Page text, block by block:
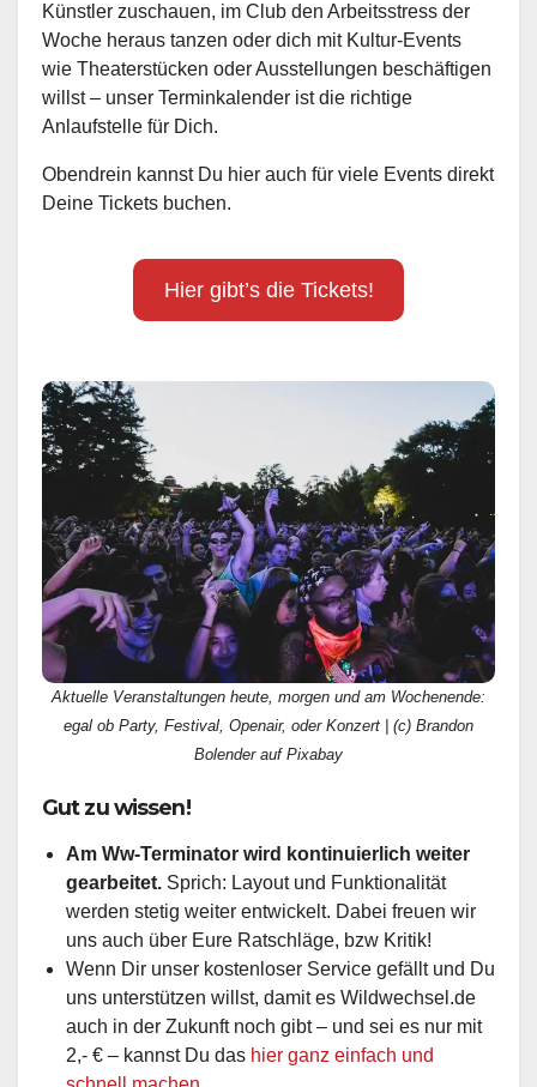
Künstler zuschauen, im Club den Arbeitsstress der
Woche heraus tanzen oder dich mit Kultur-Events
wie Theaterstücken oder Ausstellungen beschäftigen
willst – unser Terminkalender ist die richtige
Anlaufstelle für Dich.
Obendrein kannst Du hier auch für viele Events direkt
Deine Tickets buchen.
Hier gibt’s die Tickets!
Aktuelle Veranstaltungen heute, morgen und am Wochenende:
egal ob Party, Festival, Openair, oder Konzert | (c) Brandon
Bolender auf Pixabay
Gut zu wissen!
Am Ww-Terminator wird kontinuierlich weiter
gearbeitet. Sprich: Layout und Funktionalität
werden stetig weiter entwickelt. Dabei freuen wir
uns auch über Eure Ratschläge, bzw Kritik!
Wenn Dir unser kostenloser Service gefällt und Du
uns unterstützen willst, damit es Wildwechsel.de
auch in der Zukunft noch gibt – und sei es nur mit
2,- € – kannst Du das hier ganz einfach und